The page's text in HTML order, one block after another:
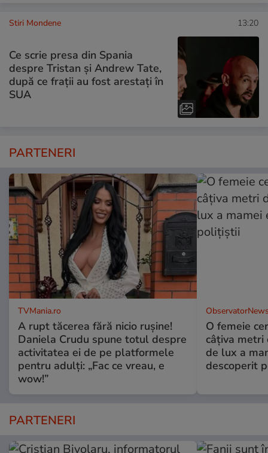
Stiri Mondene 13:20
Ce scrie presa din Spania
despre Tristan și Andrew Tate,
după ce frații au fost arestați în
SUA
PARTENERI
TVMania.ro
A rupt tăcerea fără nicio rușine!
Daniela Crudu spune totul despre
activitatea ei de pe platformele
pentru adulți: „Fac ce vreau, e
wow!”
O femeie
câţiva metri
de lux a
descoperit
PARTENERI